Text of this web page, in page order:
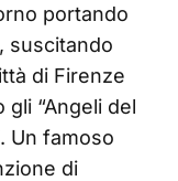
portando
suscitando
di Firenze
“Angeli del
Un famoso
di